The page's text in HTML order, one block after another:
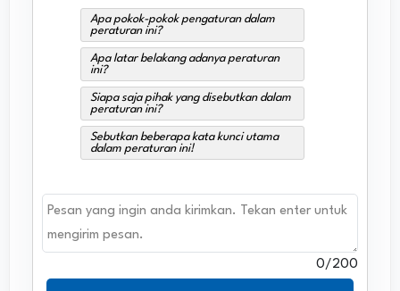
Apa pokok-pokok pengaturan dalam
peraturan ini?
Apa latar belakang adanya peraturan
ini?
Siapa saja pihak yang disebutkan dalam
peraturan ini?
Sebutkan beberapa kata kunci utama
dalam peraturan ini!
0/200